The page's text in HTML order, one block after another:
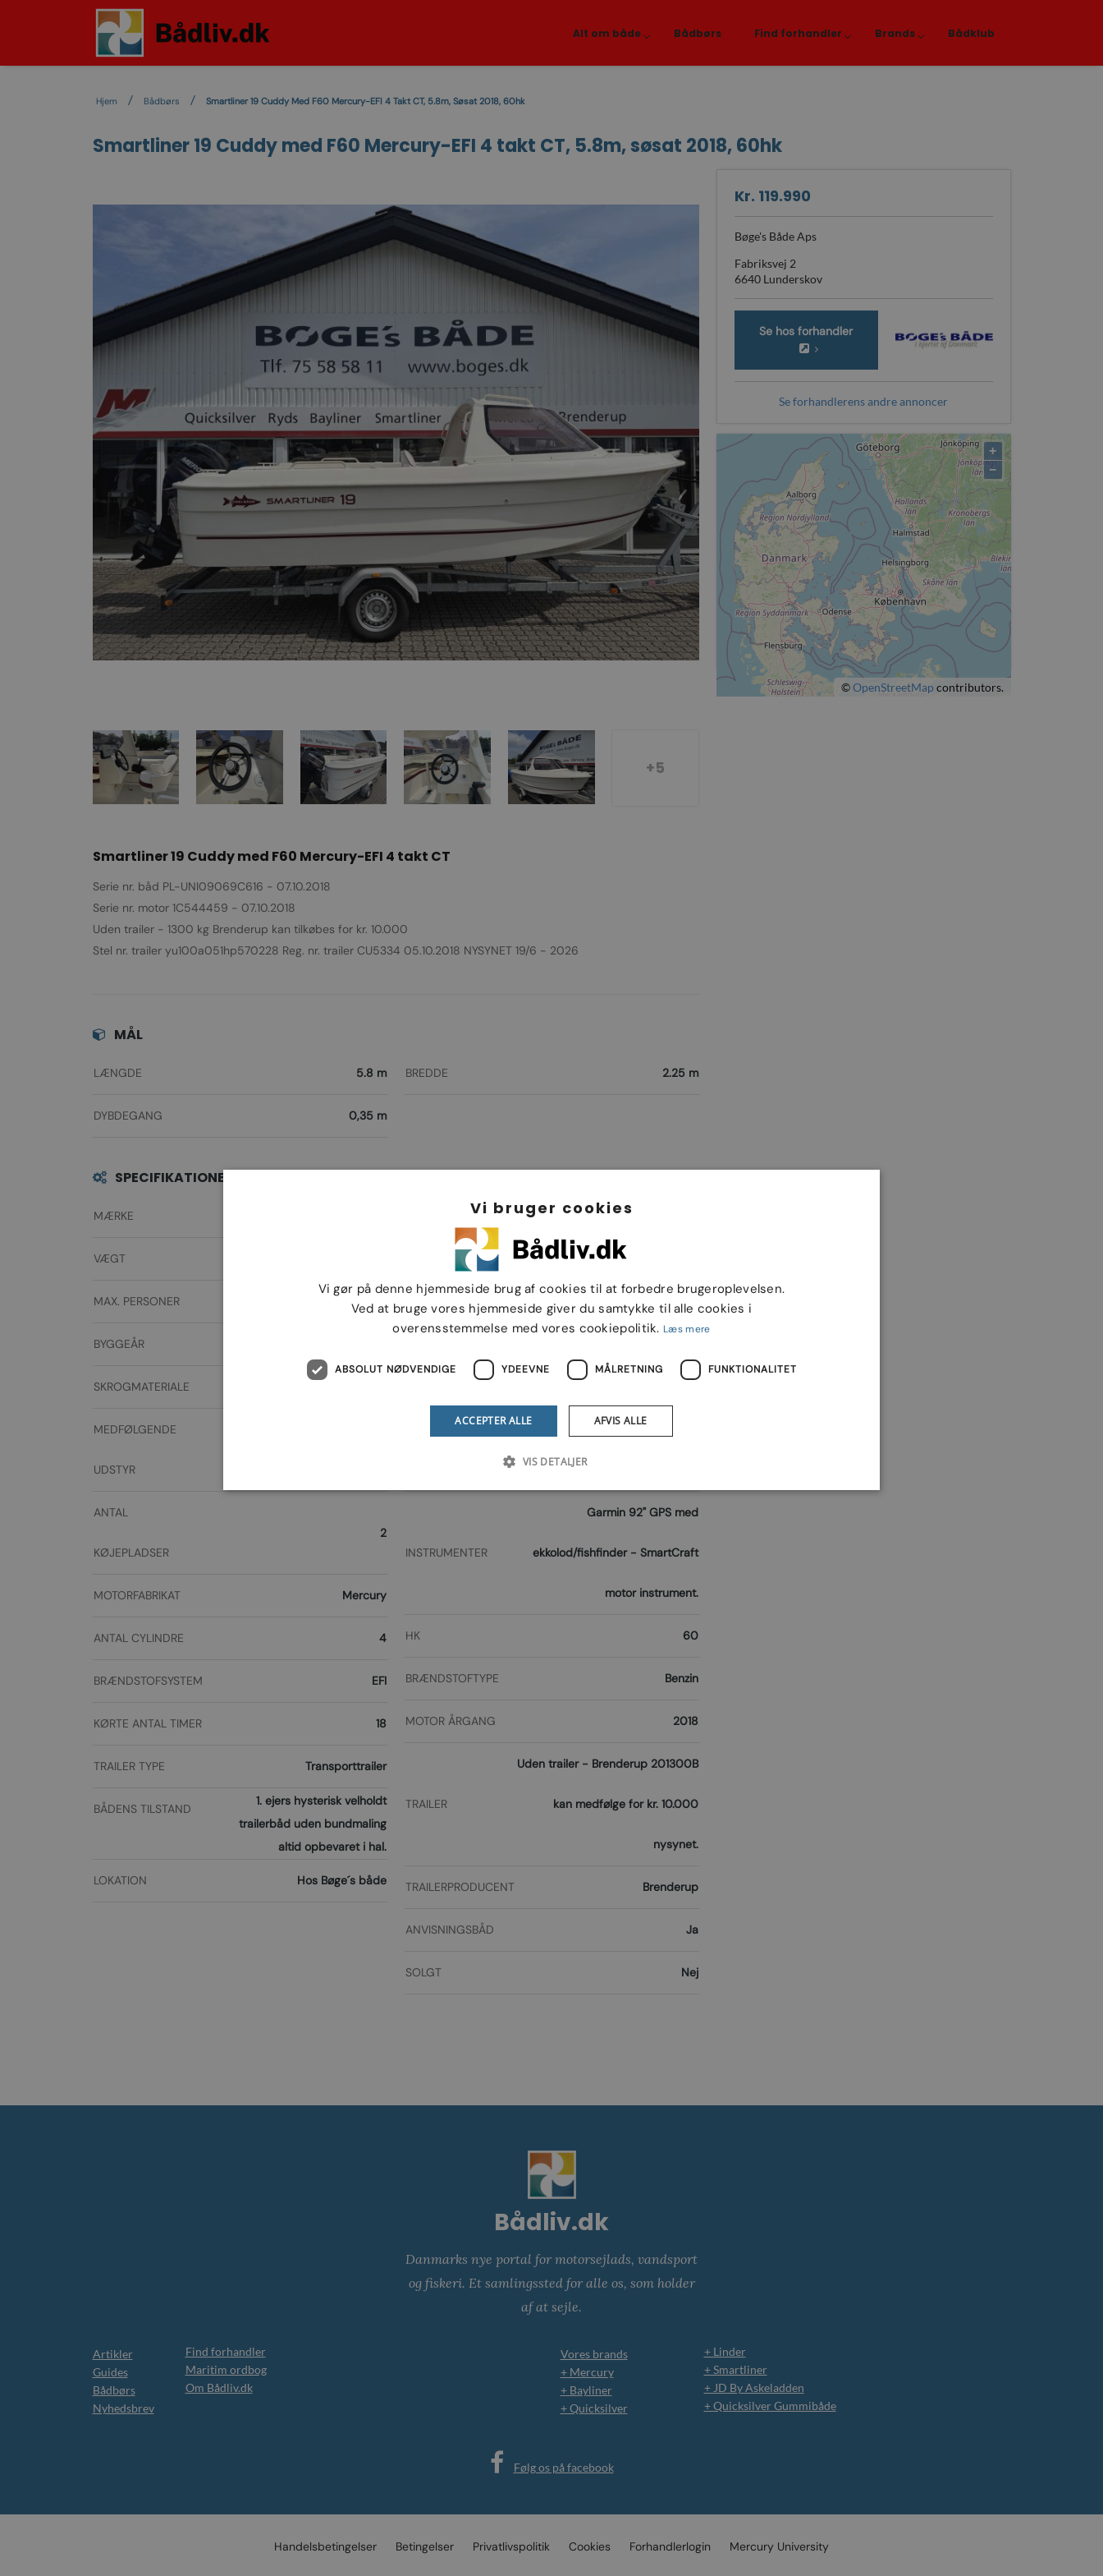
Alt om både Bådbørs Find forhandler Brands Bådklub
Hjem Bådbørs Smartliner 19 Cuddy Med F60 Mercury-EFI 4 Takt CT, 5.8m, Søsat 2018, 60hk
Smartliner 19 Cuddy med F60 Mercury-EFI 4 takt CT, 5.8m, søsat 2018, 60hk
+5
Kr. 119.990
Bøge's Både Aps
Fabriksvej 2
6640 Lunderskov
Se hos forhandler
Se forhandlerens andre annoncer
+
−
©OpenStreetMap contributors.
Smartliner 19 Cuddy med F60 Mercury-EFI 4 takt CT
Serie nr. båd PL-UNI09069C616 - 07.10.2018
Serie nr. motor 1C544459 - 07.10.2018
Uden trailer - 1300 kg Brenderup kan tilkøbes for kr. 10.000
Stel nr. trailer yu100a051hp570228 Reg. nr. trailer CU5334 05.10.2018 NYSYNET 19/6 - 2026
MÅL
LÆNGDE 5.8 m
DYBDEGANG 0,35 m
BREDDE 2.25 m
SPECIFIKATIONER
MÆRKE
VÆGT
MAX. PERSONER 6
BYGGEÅR
SKROGMATERIALE
MEDFØLGENDE
UDSTYR
ANTAL
KØJEPLADSER
2
MOTORFABRIKAT Mercury
ANTAL CYLINDRE 4
BRÆNDSTOFSYSTEM EFI
KØRTE ANTAL TIMER 18
TRAILER TYPE Transporttrailer
BÅDENS TILSTAND
1. ejers hysterisk velholdt
trailerbåd uden bundmaling
altid opbevaret i hal.
LOKATION Hos Bøge´s både
Hardtop båd
CE KATEGORI
SØSAT ÅR 2018
PERSONER
28 knob
INSTRUMENTER
Garmin 92" GPS med
ekkolod/fishfinder - SmartCraft
motor instrument.
HK 60
BRÆNDSTOFTYPE Benzin
MOTOR ÅRGANG 2018
TRAILER
Uden trailer - Brenderup 201300B
kan medfølge for kr. 10.000
nysynet.
TRAILERPRODUCENT Brenderup
ANVISNINGSBÅD Ja
SOLGT Nej
Bådliv.dk
Danmarks nye portal for motorsejlads, vandsport
og fiskeri. Et samlingssted for alle os, som holder
af at sejle.
Artikler
Guides
Bådbørs
Nyhedsbrev
Find forhandler
Maritim ordbog
Om Bådliv.dk
Vores brands
+ Mercury
+ Bayliner
+ Quicksilver
+ Linder
+ Smartliner
+ JD By Askeladden
+ Quicksilver Gummibåde
Følg os på facebook
Handelsbetingelser Betingelser Privatlivspolitik Cookies Forhandlerlogin Mercury University
Vi bruger cookies
Vi gør på denne hjemmeside brug af cookies til at forbedre brugeroplevelsen.
Ved at bruge vores hjemmeside giver du samtykke til alle cookies i
overensstemmelse med vores cookiepolitik. Læs mere
ABSOLUT NØDVENDIGE YDEEVNE MÅLRETNING FUNKTIONALITET
ACCEPTER ALLE AFVIS ALLE
VIS DETALJER